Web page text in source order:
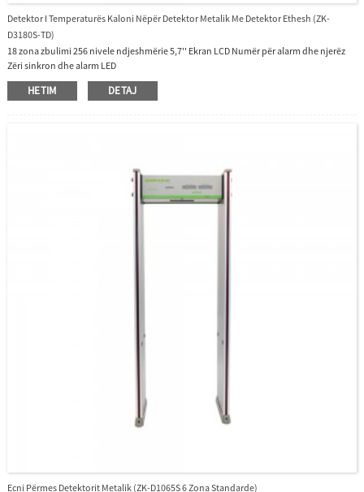
Detektor I Temperaturës Kaloni Nëpër Detektor Metalik Me Detektor Ethesh (ZK-
D3180S-TD)
18 zona zbulimi 256 nivele ndjeshmërie 5,7'' Ekran LCD Numër për alarm dhe njerëz
Zëri sinkron dhe alarm LED
HETIM DETAJ
Ecni Përmes Detektorit Metalik (ZK-D1065S 6 Zona Standarde)